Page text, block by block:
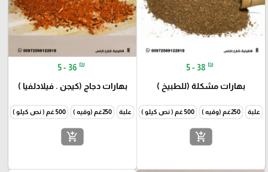
5 - 38 ₪
بهارات مشكلة (للطبيخ )
علبة 250غم (وقيه ) 500 غم ( نص كيلو ) 1000غم (كيلو )
add_shopping_cart
5 - 36 ₪
بهارات دجاج (كيجن . فيلادلفيا )
علبة 250غم (وقيه ) 500 غم ( نص كيلو )
add_shopping_cart